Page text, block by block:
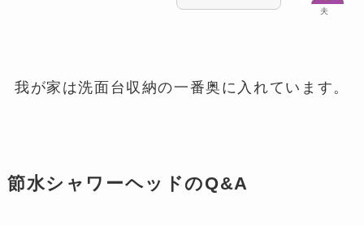
夫
我が家は洗面台収納の一番奥に入れています。
節水シャワーヘッドのQ&A